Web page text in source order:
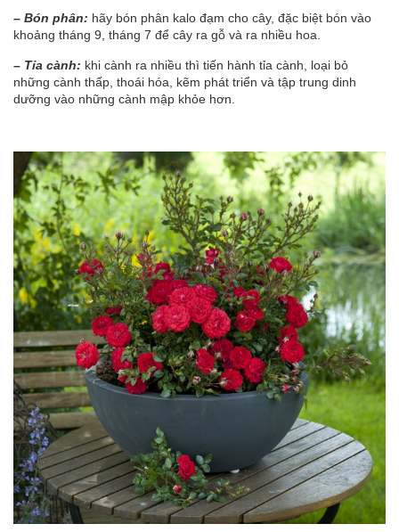
– Bón phân: hãy bón phân kalo đạm cho cây, đặc biệt bón vào
khoảng tháng 9, tháng 7 để cây ra gỗ và ra nhiều hoa.
– Tỉa cành: khi cành ra nhiều thì tiến hành tỉa cành, loại bỏ
những cành thấp, thoái hóa, kẽm phát triển và tập trung dinh
dưỡng vào những cành mập khỏe hơn.